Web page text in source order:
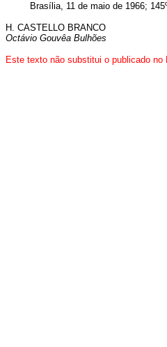
Brasília, 11 de maio de 1966;
H. CASTELLO BRANCO
Octávio Gouvêa Bulhões
Este texto não substitui o publicado no